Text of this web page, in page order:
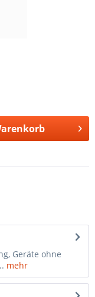
Geräte ohne
mehr